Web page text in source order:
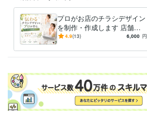
プロがお店のチラシデザイン
を制作・作成します 店舗向
けおしゃれなフライヤーカフ
応
4.9(13) 6,000 円